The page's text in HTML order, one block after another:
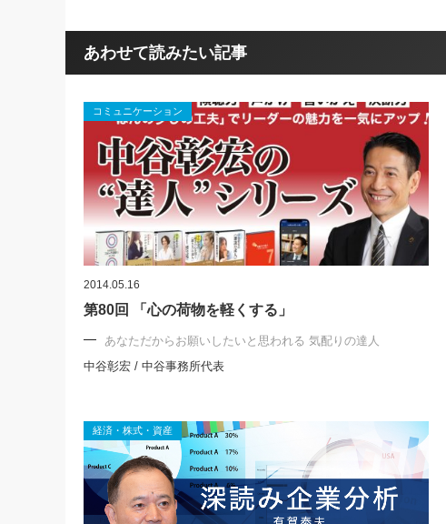
あわせて読みたい記事
コミュニケーション
2014.05.16
第80回 「心の荷物を軽くする」
あなただからお願いしたいと思われる 気配りの達人
中谷彰宏 / 中谷事務所代表
経済・株式・資産